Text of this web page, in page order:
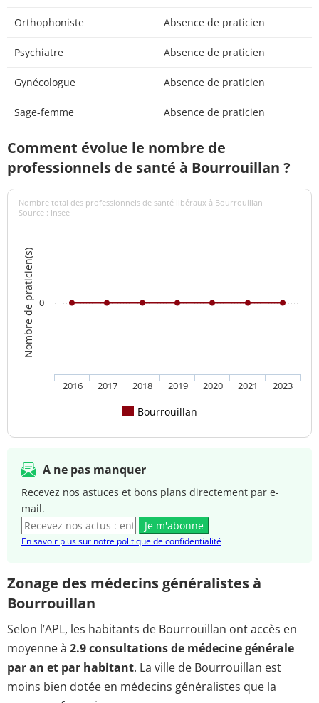
Orthophoniste Absence de praticien
Psychiatre Absence de praticien
Gynécologue Absence de praticien
Sage-femme Absence de praticien
Comment évolue le nombre de
professionnels de santé à Bourrouillan ?
Nombre de praticien(s)
Nombre total des professionnels de santé libéraux à Bourrouillan -
Source : Insee
Bourrouillan
2016 2017 2018 2019 2020 2021 2023
0
A ne pas manquer
Recevez nos astuces et bons plans directement par e-
mail.
Je m'abonne
En savoir plus sur notre politique de confidentialité
Zonage des médecins généralistes à
Bourrouillan
Selon l’APL, les habitants de Bourrouillan ont accès en
moyenne à 2.9 consultations de médecine générale
par an et par habitant. La ville de Bourrouillan est
moins bien dotée en médecins généralistes que la